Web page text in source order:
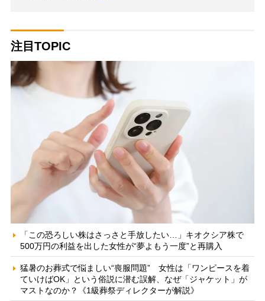
注目TOPIC
「この恐ろしい株はさっさと手放したい…」キオクシア株で
500万円の利益を出した女性が“夢よもう一度”と再購入
猛暑のお葬式で悩ましい“喪服問題” 女性は「ワンピースを着
ていけばOK」という俗説に潜む誤解、なぜ「ジャケット」が
マストなのか？《1級葬祭ディレクターが解説》